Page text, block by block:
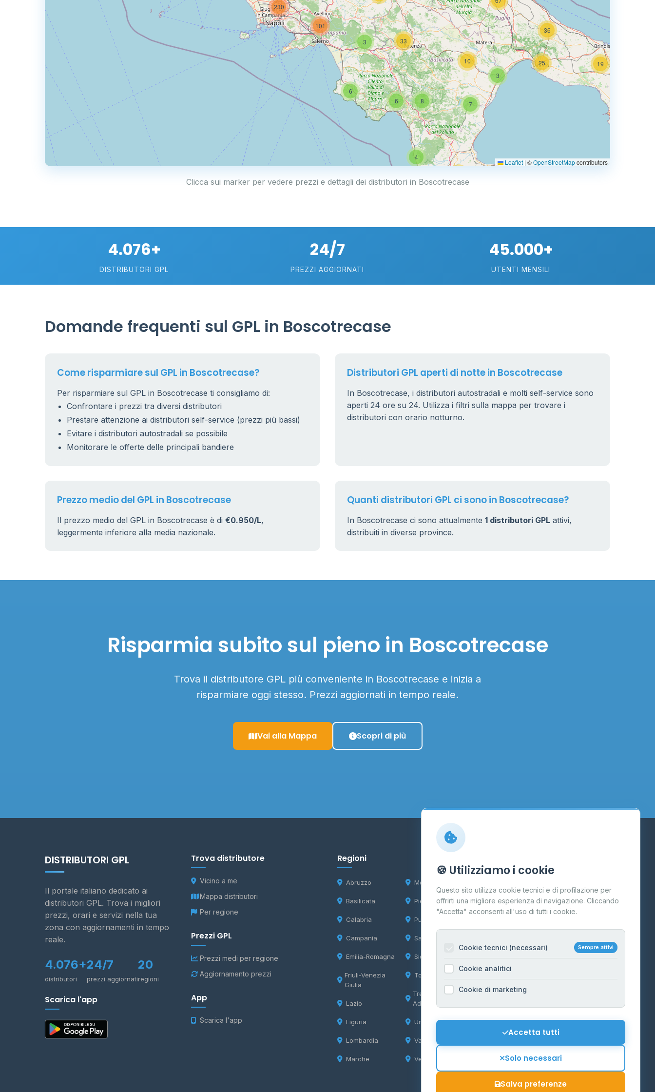
20
53
5
9
101
230
6
6
10
7
8
4
3
10
3 33
25 19
36
Leaflet | ©OpenStreetMapcontributors
Clicca sui marker per vedere prezzi e dettagli dei distributori in Boscotrecase
4.076+
DISTRIBUTORI GPL
24/7
PREZZI AGGIORNATI
45.000+
UTENTI MENSILI
Domande frequenti sul GPL in Boscotrecase
Come risparmiare sul GPL in Boscotrecase?
Per risparmiare sul GPL in Boscotrecase ti consigliamo di:
Confrontare i prezzi tra diversi distributori
Prestare attenzione ai distributori self-service (prezzi più bassi)
Evitare i distributori autostradali se possibile
Monitorare le offerte delle principali bandiere
Distributori GPL aperti di notte in Boscotrecase
In Boscotrecase, i distributori autostradali e molti self-service sono
aperti 24 ore su 24. Utilizza i filtri sulla mappa per trovare i
distributori con orario notturno.
Prezzo medio del GPL in Boscotrecase
Il prezzo medio del GPL in Boscotrecase è di €0.950/L,
leggermente inferiore alla media nazionale.
Quanti distributori GPL ci sono in Boscotrecase?
In Boscotrecase ci sono attualmente 1 distributori GPL attivi,
distribuiti in diverse province.
Risparmia subito sul pieno in Boscotrecase
Trova il distributore GPL più conveniente in Boscotrecase e inizia a
risparmiare oggi stesso. Prezzi aggiornati in tempo reale.
Vai alla Mappa Scopri di più
DISTRIBUTORI GPL
Il portale italiano dedicato ai
distributori GPL. Trova i migliori
prezzi, orari e servizi nella tua
zona con aggiornamenti in tempo
reale.
4.076+
distributori
24/7
prezzi aggiornati
20
regioni
Scarica l'app
Trova distributore
Vicino a me
Mappa distributori
Per regione
Prezzi GPL
Prezzi medi per regione
Aggiornamento prezzi
App
Scarica l'app
Regioni
Abruzzo
Basilicata
Calabria
Campania
Emilia-Romagna
Friuli-Venezia
Giulia
Lazio
Liguria
Lombardia
Marche
Molise
Piemonte
Puglia
Sardegna
Sicilia
Toscana
Trentino-Alto
Adige
Umbria
Valle d'Aosta
Veneto
Contatti
Per gestori
Informazioni legali
Privacy Policy
Cookie Policy
Mappa del sito
Contattaci
🍪 Utilizziamo i cookie
Questo sito utilizza cookie tecnici e di profilazione per
offrirti una migliore esperienza di navigazione. Cliccando
"Accetta" acconsenti all'uso di tutti i cookie.
Cookie tecnici (necessari) Sempre attivi
Cookie analitici
Cookie di marketing
Accetta tutti
Solo necessari
Salva preferenze